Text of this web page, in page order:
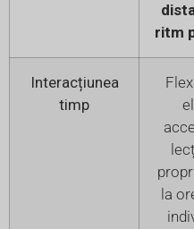
ritm
Interacțiunea
timp
la